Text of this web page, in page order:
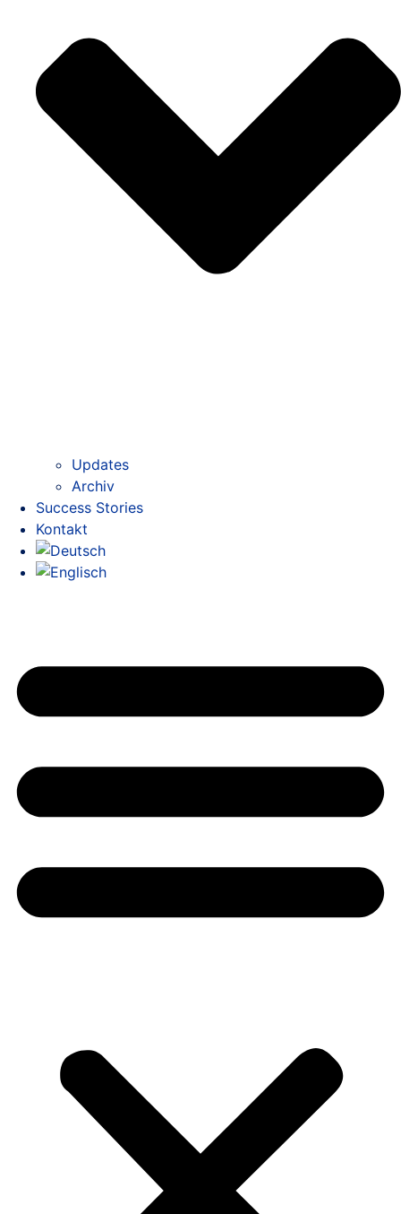
Updates
Archiv
Success Stories
Kontakt